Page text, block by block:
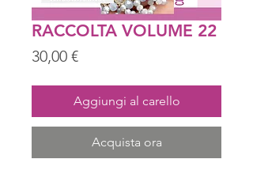
RACCOLTA VOLUME 22
30,00 €Prezzo
Aggiungi al carello
Acquista ora